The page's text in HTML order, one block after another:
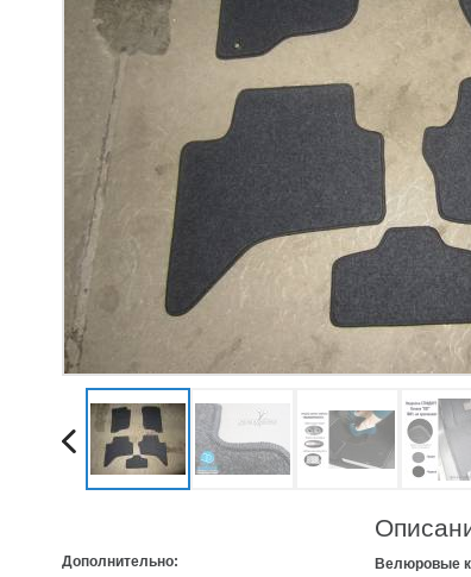
Дополнительно: Велюровые